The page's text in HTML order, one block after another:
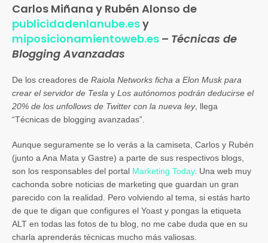
Carlos Miñana y Rubén Alonso de
publicidadenlanube.esy
miposicionamientoweb.es – Técnicas de
Blogging Avanzadas
De los creadores de Raiola Networks ficha a Elon Musk para
crear el servidor de Tesla y Los autónomos podrán deducirse el
20% de los unfollows de Twitter con la nueva ley, llega
“Técnicas de blogging avanzadas”.
Aunque seguramente se lo verás a la camiseta, Carlos y Rubén
(junto a Ana Mata y Gastre) a parte de sus respectivos blogs,
son los responsables del portal Marketing Today. Una web muy
cachonda sobre noticias de marketing que guardan un gran
parecido con la realidad. Pero volviendo al tema, si estás harto
de que te digan que configures el Yoast y pongas la etiqueta
ALT en todas las fotos de tu blog, no me cabe duda que en su
charla aprenderás técnicas mucho más valiosas.